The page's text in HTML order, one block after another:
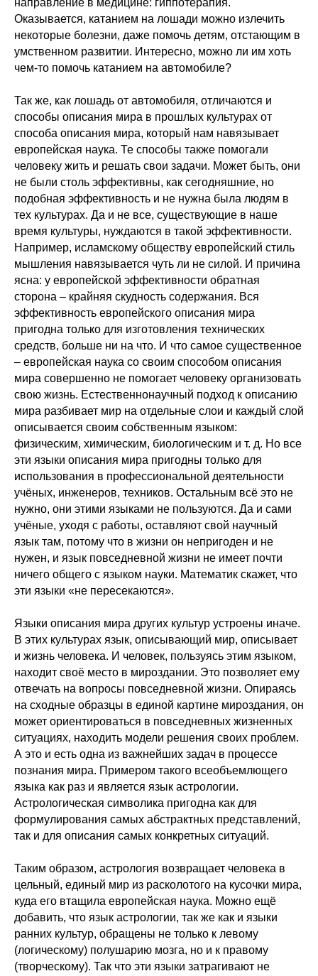
направление в медицине: гиппотерапия.
Оказывается, катанием на лошади можно излечить
некоторые болезни, даже помочь детям, отстающим в
умственном развитии. Интересно, можно ли им хоть
чем-то помочь катанием на автомобиле?
Так же, как лошадь от автомобиля, отличаются и
способы описания мира в прошлых культурах от
способа описания мира, который нам навязывает
европейская наука. Те способы также помогали
человеку жить и решать свои задачи. Может быть, они
не были столь эффективны, как сегодняшние, но
подобная эффективность и не нужна была людям в
тех культурах. Да и не все, существующие в наше
время культуры, нуждаются в такой эффективности.
Например, исламскому обществу европейский стиль
мышления навязывается чуть ли не силой. И причина
ясна: у европейской эффективности обратная
сторона – крайняя скудность содержания. Вся
эффективность европейского описания мира
пригодна только для изготовления технических
средств, больше ни на что. И что самое существенное
– европейская наука со своим способом описания
мира совершенно не помогает человеку организовать
свою жизнь. Естественнонаучный подход к описанию
мира разбивает мир на отдельные слои и каждый слой
описывается своим собственным языком:
физическим, химическим, биологическим и т. д. Но все
эти языки описания мира пригодны только для
использования в профессиональной деятельности
учёных, инженеров, техников. Остальным всё это не
нужно, они этими языками не пользуются. Да и сами
учёные, уходя с работы, оставляют свой научный
язык там, потому что в жизни он непригоден и не
нужен, и язык повседневной жизни не имеет почти
ничего общего с языком науки. Математик скажет, что
эти языки «не пересекаются».
Языки описания мира других культур устроены иначе.
В этих культурах язык, описывающий мир, описывает
и жизнь человека. И человек, пользуясь этим языком,
находит своё место в мироздании. Это позволяет ему
отвечать на вопросы повседневной жизни. Опираясь
на сходные образцы в единой картине мироздания, он
может ориентироваться в повседневных жизненных
ситуациях, находить модели решения своих проблем.
А это и есть одна из важнейших задач в процессе
познания мира. Примером такого всеобъемлющего
языка как раз и является язык астрологии.
Астрологическая символика пригодна как для
формулирования самых абстрактных представлений,
так и для описания самых конкретных ситуаций.
Таким образом, астрология возвращает человека в
цельный, единый мир из расколотого на кусочки мира,
куда его втащила европейская наука. Можно ещё
добавить, что язык астрологии, так же как и языки
ранних культур, обращены не только к левому
(логическому) полушарию мозга, но и к правому
(творческому). Так что эти языки затрагивают не